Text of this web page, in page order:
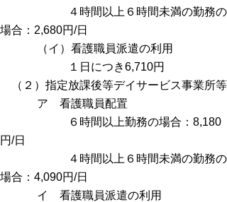
４時間以上６時間未満の勤務の
場合：2,680円/日
（イ）看護職員派遣の利用
１日につき6,710円
（２）指定放課後等デイサービス事業所等
ア 看護職員配置
６時間以上勤務の場合：8,180
円/日
４時間以上６時間未満の勤務の
場合：4,090円/日
イ 看護職員派遣の利用